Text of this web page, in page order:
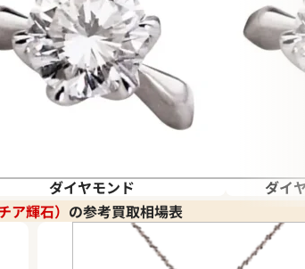
ダイヤモンド ダイ
ア輝石） の参考買取相場表